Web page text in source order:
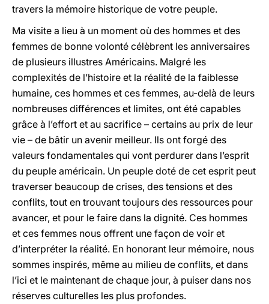
travers la mémoire historique de votre peuple.
Ma visite a lieu à un moment où des hommes et des
femmes de bonne volonté célèbrent les anniversaires
de plusieurs illustres Américains. Malgré les
complexités de l’histoire et la réalité de la faiblesse
humaine, ces hommes et ces femmes, au-delà de leurs
nombreuses différences et limites, ont été capables
grâce à l’effort et au sacrifice – certains au prix de leur
vie – de bâtir un avenir meilleur. Ils ont forgé des
valeurs fondamentales qui vont perdurer dans l’esprit
du peuple américain. Un peuple doté de cet esprit peut
traverser beaucoup de crises, des tensions et des
conflits, tout en trouvant toujours des ressources pour
avancer, et pour le faire dans la dignité. Ces hommes
et ces femmes nous offrent une façon de voir et
d’interpréter la réalité. En honorant leur mémoire, nous
sommes inspirés, même au milieu de conflits, et dans
l’ici et le maintenant de chaque jour, à puiser dans nos
réserves culturelles les plus profondes.